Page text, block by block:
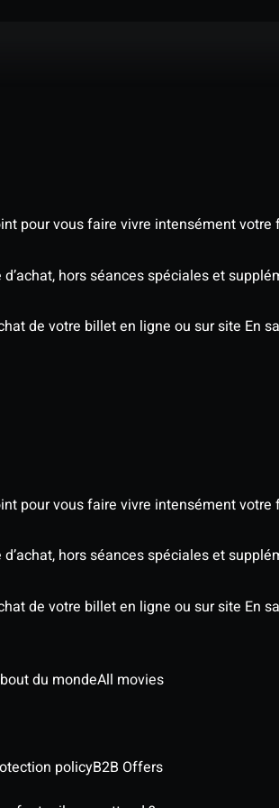
pour vous faire vivre intensément votre
hors séances spéciales et
de votre billet en ligne ou sur site En
pour vous faire vivre intensément votre
hors séances spéciales et
de votre billet en ligne ou sur site En
du mondeAll movies
policyB2B Offers